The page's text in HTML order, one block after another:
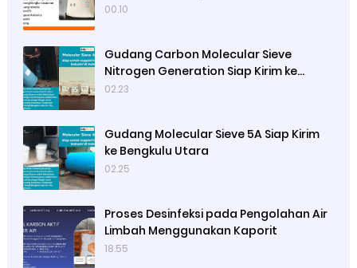
00.10
Gudang Carbon Molecular Sieve
Nitrogen Generation Siap Kirim ke
Sibolga
02.23
Gudang Molecular Sieve 5A Siap Kirim
ke Bengkulu Utara
02.25
Proses Desinfeksi pada Pengolahan Air
Limbah Menggunakan Kaporit
18.55